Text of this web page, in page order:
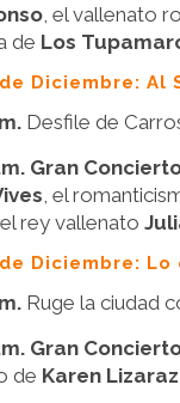
, el vallenato
de Los
Diciembre: Al
Desfile de
Gran
, el
rey vallenato
Diciembre:
Ruge la ciudad
Gran
de Karen